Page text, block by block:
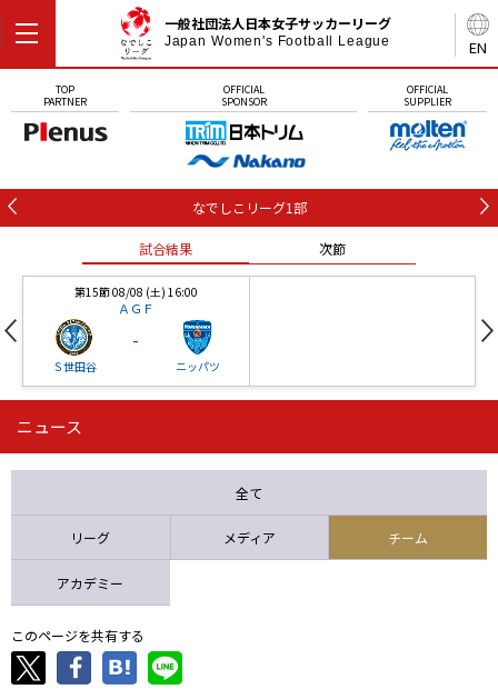
EN
一般社団法人日本女子サッカーリーグ
Japan Women's Football League
TOP
PARTNER
OFFICIAL
SPONSOR
OFFICIAL
SUPPLIER
なでしこリーグ1部
試合結果 次節
第15節 08/08 (土) 16:00
ＡＧＦ
Ｓ世田谷
-
ニッパツ
第16節 09/05 (土) 15:00
ニッパツ 石人の星
ニュース
全て
リーグ メディア チーム
アカデミー
このページを共有する